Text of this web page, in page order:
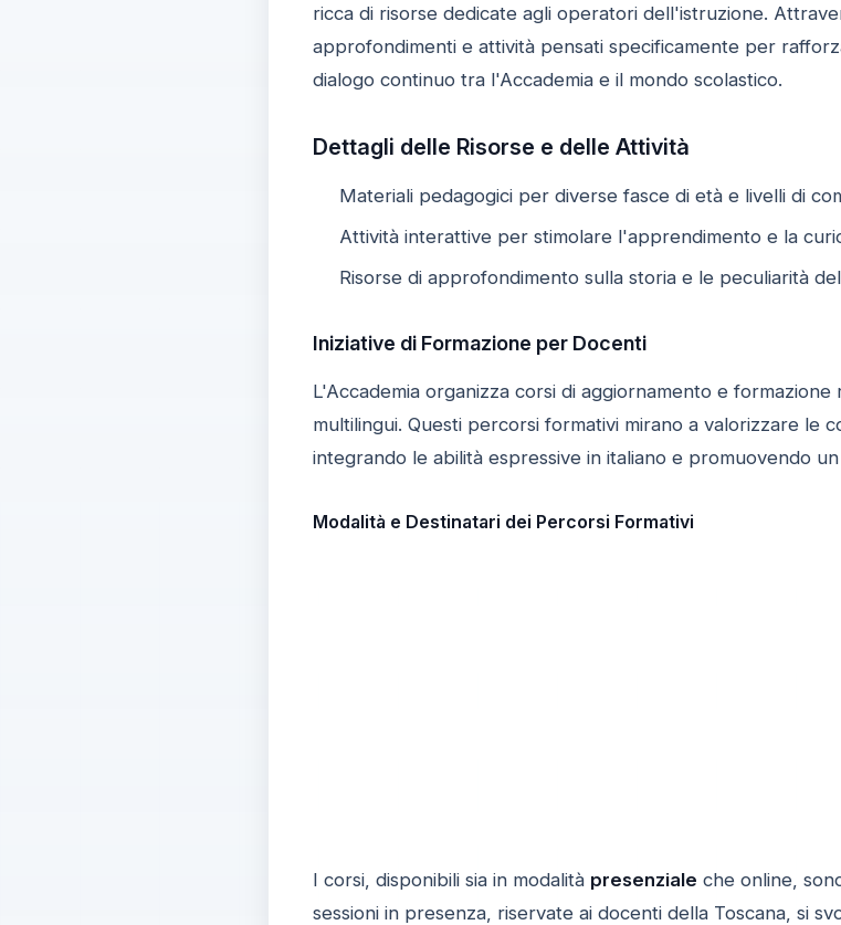
ricca di risorse dedicate agli operatori dell'istruzione.
approfondimenti e attività pensati specificamente per
dialogo continuo tra l'Accademia e il mondo scolastico.
Dettagli delle Risorse e delle Attività
Materiali pedagogici per diverse fasce di età e livelli di
Attività interattive per stimolare l'apprendimento e la
Risorse di approfondimento sulla storia e le peculiarità
Iniziative di Formazione per Docenti
L'Accademia organizza corsi di aggiornamento e
multilingui. Questi percorsi formativi mirano a valorizzare le
integrando le abilità espressive in italiano e promuovendo
Modalità e Destinatari dei Percorsi Formativi
I corsi, disponibili sia in modalità presenziale che online,
sessioni in presenza, riservate ai docenti della Toscana, si